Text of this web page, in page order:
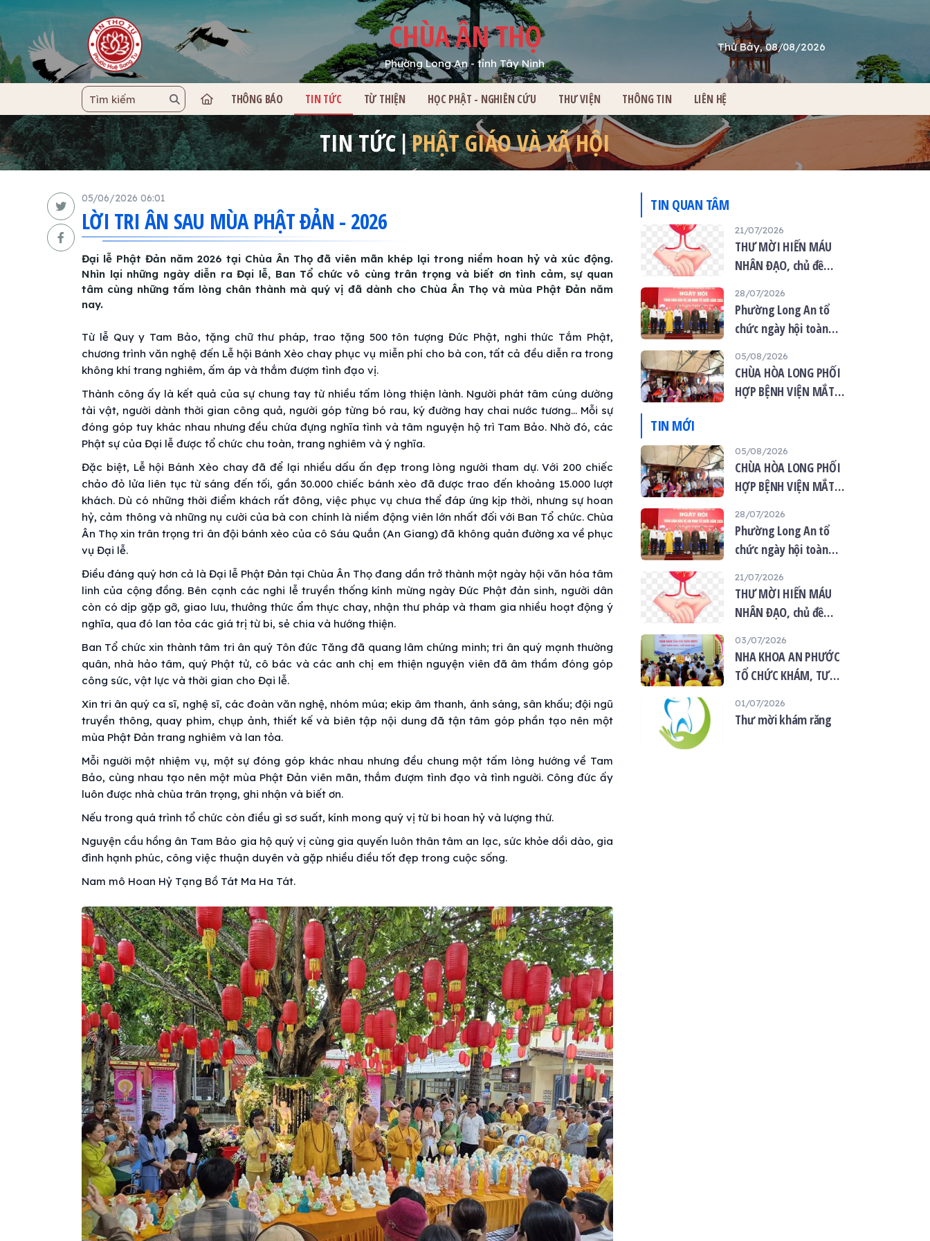
CHÙA ÂN THỌ
Phường Long An - tỉnh Tây Ninh
Thứ Bảy, 08/08/2026
TRANG CHỦ
THÔNG BÁO TIN TỨC TỪ THIỆN HỌC PHẬT - NGHIÊN CỨU THƯ VIỆN THÔNG TIN LIÊN HỆ
TIN TỨC PHẬT GIÁO VÀ XÃ HỘI
05/06/2026 06:01
LỜI TRI ÂN SAU MÙA PHẬT ĐẢN - 2026
Đại lễ Phật Đản năm 2026 tại Chùa Ân Thọ đã viên mãn khép lại trong niềm hoan hỷ và xúc động.
Nhìn lại những ngày diễn ra Đại lễ, Ban Tổ chức vô cùng trân trọng và biết ơn tình cảm, sự quan
tâm cùng những tấm lòng chân thành mà quý vị đã dành cho Chùa Ân Thọ và mùa Phật Đản năm
nay.
Từ lễ Quy y Tam Bảo, tặng chữ thư pháp, trao tặng 500 tôn tượng Đức Phật, nghi thức Tắm Phật,
chương trình văn nghệ đến Lễ hội Bánh Xèo chay phục vụ miễn phí cho bà con, tất cả đều diễn ra trong
không khí trang nghiêm, ấm áp và thắm đượm tình đạo vị.
Thành công ấy là kết quả của sự chung tay từ nhiều tấm lòng thiện lành. Người phát tâm cúng dường
tài vật, người dành thời gian công quả, người góp từng bó rau, ký đường hay chai nước tương... Mỗi sự
đóng góp tuy khác nhau nhưng đều chứa đựng nghĩa tình và tâm nguyện hộ trì Tam Bảo. Nhờ đó, các
Phật sự của Đại lễ được tổ chức chu toàn, trang nghiêm và ý nghĩa.
Đặc biệt, Lễ hội Bánh Xèo chay đã để lại nhiều dấu ấn đẹp trong lòng người tham dự. Với 200 chiếc
chảo đỏ lửa liên tục từ sáng đến tối, gần 30.000 chiếc bánh xèo đã được trao đến khoảng 15.000 lượt
khách. Dù có những thời điểm khách rất đông, việc phục vụ chưa thể đáp ứng kịp thời, nhưng sự hoan
hỷ, cảm thông và những nụ cười của bà con chính là niềm động viên lớn nhất đối với Ban Tổ chức. Chùa
Ân Thọ xin trân trọng tri ân đội bánh xèo của cô Sáu Quắn (An Giang) đã không quản đường xa về phục
vụ Đại lễ.
Điều đáng quý hơn cả là Đại lễ Phật Đản tại Chùa Ân Thọ đang dần trở thành một ngày hội văn hóa tâm
linh của cộng đồng. Bên cạnh các nghi lễ truyền thống kính mừng ngày Đức Phật đản sinh, người dân
còn có dịp gặp gỡ, giao lưu, thưởng thức ẩm thực chay, nhận thư pháp và tham gia nhiều hoạt động ý
nghĩa, qua đó lan tỏa các giá trị từ bi, sẻ chia và hướng thiện.
Ban Tổ chức xin thành tâm tri ân quý Tôn đức Tăng đã quang lâm chứng minh; tri ân quý mạnh thường
quân, nhà hảo tâm, quý Phật tử, cô bác và các anh chị em thiện nguyện viên đã âm thầm đóng góp
công sức, vật lực và thời gian cho Đại lễ.
Xin tri ân quý ca sĩ, nghệ sĩ, các đoàn văn nghệ, nhóm múa; ekip âm thanh, ánh sáng, sân khấu; đội ngũ
truyền thông, quay phim, chụp ảnh, thiết kế và biên tập nội dung đã tận tâm góp phần tạo nên một
mùa Phật Đản trang nghiêm và lan tỏa.
Mỗi người một nhiệm vụ, một sự đóng góp khác nhau nhưng đều chung một tấm lòng hướng về Tam
Bảo, cùng nhau tạo nên một mùa Phật Đản viên mãn, thắm đượm tình đạo và tình người. Công đức ấy
luôn được nhà chùa trân trọng, ghi nhận và biết ơn.
Nếu trong quá trình tổ chức còn điều gì sơ suất, kính mong quý vị từ bi hoan hỷ và lượng thứ.
Nguyện cầu hồng ân Tam Bảo gia hộ quý vị cùng gia quyến luôn thân tâm an lạc, sức khỏe dồi dào, gia
đình hạnh phúc, công việc thuận duyên và gặp nhiều điều tốt đẹp trong cuộc sống.
Nam mô Hoan Hỷ Tạng Bồ Tát Ma Ha Tát.
TIN QUAN TÂM
21/07/2026
THƯ MỜI HIẾN MÁU
NHÂN ĐẠO, chủ đề
mùa Vu lan”
28/07/2026
Phường Long An tổ
chức ngày hội toàn
quốc năm 2026
05/08/2026
CHÙA HÒA LONG PHỐI
HỢP BỆNH VIỆN MẮT
NGƯỜI DÂN
TIN MỚI
05/08/2026
CHÙA HÒA LONG PHỐI
HỢP BỆNH VIỆN MẮT
MẮT MIỄN PHÍ CHO 120
NGƯỜI DÂN
28/07/2026
Phường Long An tổ
chức ngày hội toàn
quốc năm 2026
21/07/2026
THƯ MỜI HIẾN MÁU
NHÂN ĐẠO, chủ đề
mùa Vu lan”
03/07/2026
NHA KHOA AN PHƯỚC
TỔ CHỨC KHÁM, TƯ
MIỆNG MIỄN PHÍ TẠI
01/07/2026
Thư mời khám răng